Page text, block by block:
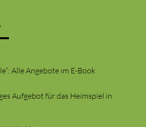
Alle Angebote im E-Book
Aufgebot für das Heimspiel in